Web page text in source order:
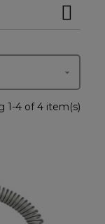

1-4 of 4 item(s)